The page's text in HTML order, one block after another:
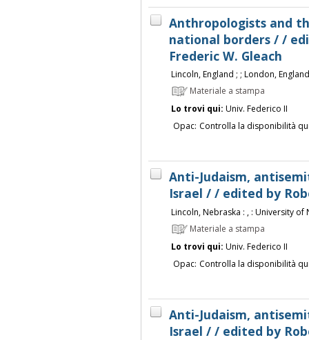
Anthropologists and
national borders / /
Frederic W. Gleach
Lincoln, England ; ; London,
Materiale a stampa
Lo trovi qui: Univ. Federico II
Opac: Controlla la disponibilità
Anti-Judaism,
Israel / / edited by
Lincoln, Nebraska : , : University of
Materiale a stampa
Lo trovi qui: Univ. Federico II
Opac: Controlla la disponibilità
Anti-Judaism,
Israel / / edited by